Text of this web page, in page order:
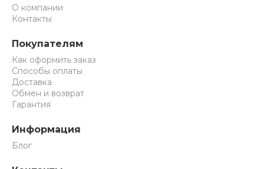
О компании
Контакты
Покупателям
Как оформить заказ
Способы оплаты
Доставка
Обмен и возврат
Гарантия
Информация
Блог